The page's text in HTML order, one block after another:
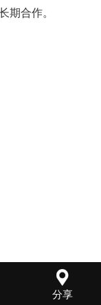
期合作。
分享